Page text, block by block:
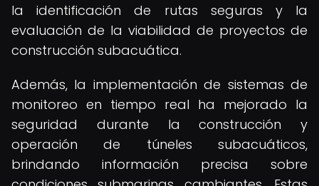
la identificación de rutas seguras y la
evaluación de la viabilidad de proyectos de
construcción subacuática.
Además, la implementación de sistemas de
monitoreo en tiempo real ha mejorado la
seguridad durante la construcción y
operación de túneles subacuáticos,
brindando información precisa sobre